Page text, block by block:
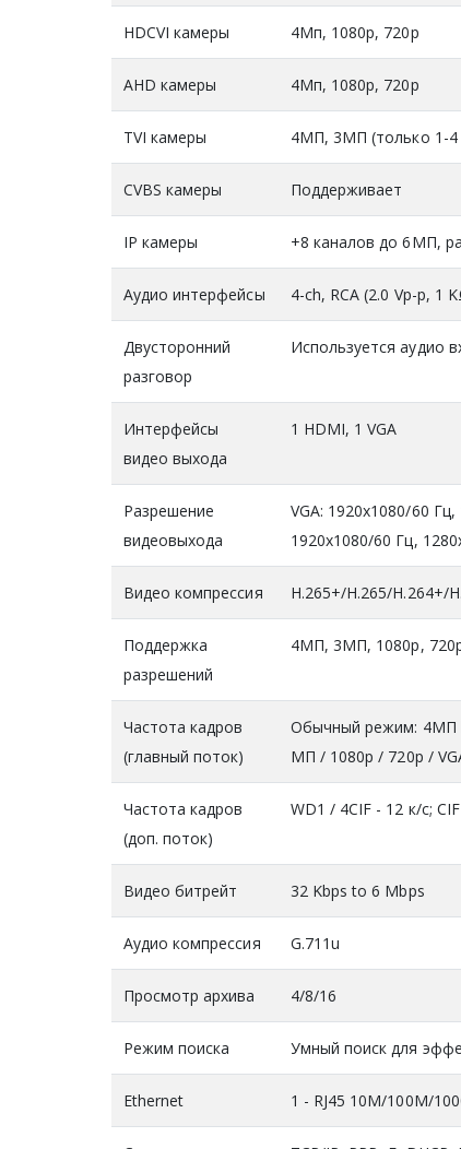
HDCVI камеры 4Мп, 1080р, 720p
AHD камеры 4Мп, 1080р, 720p
TVI камеры 4МП, 3МП (только 1-4
CVBS камеры Поддерживает
IP камеры +8 каналов до 6МП,
Аудио интерфейсы 4-ch, RCA (2.0 Vp-p, 1
Двусторонний
разговор
Используется аудио
Интерфейсы
видео выхода
1 HDMI, 1 VGA
Разрешение
видеовыхода
VGA: 1920x1080/60
1920x1080/60 Гц,
Видео компрессия H.265+/H.265/H.264+/
Поддержка
разрешений
4МП, 3МП, 1080p,
Частота кадров
(главный поток)
Обычный режим: 4МП
МП / 1080p / 720p /
Частота кадров
(доп. поток)
WD1 / 4CIF - 12 к/с;
Видео битрейт 32 Kbps to 6 Mbps
Аудио компрессия G.711u
Просмотр архива 4/8/16
Режим поиска Умный поиск для
Ethernet 1 - RJ45 10M/100M/